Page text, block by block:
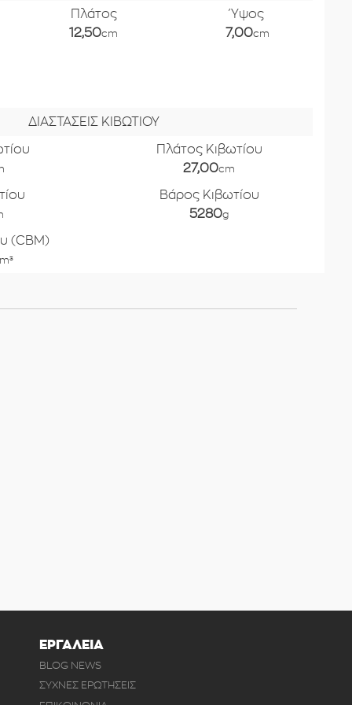
Πλάτος
12,50cm
Ύψος
7,00cm
ΔΙΑΣΤΑΣΕΙΣ ΚΙΒΩΤΙΟΥ
Πλάτος Κιβωτίου
27,00cm
Βάρος Κιβωτίου
5280g
(CBM)
m³
ΕΡΓΑΛΕΙΑ
BLOG NEWS
ΣΥΧΝΕΣ ΕΡΩΤΗΣΕΙΣ